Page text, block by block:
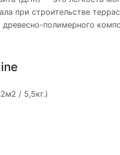
при строительстве
полимерного
/ 5,5кг.)